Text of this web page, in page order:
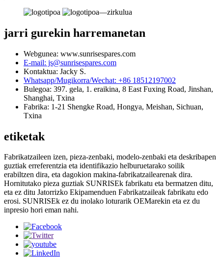
jarri gurekin harremanetan
Webgunea: www.sunrisespares.com
E-mail: js@sunrisespares.com
Kontaktua: Jacky S.
Whatsapp/Mugikorra/Wechat: +86 18512197002
Bulegoa: 397. gela, 1. eraikina, 8 East Fuxing Road, Jinshan,
Shanghai, Txina
Fabrika: 1-21 Shengke Road, Hongya, Meishan, Sichuan,
Txina
etiketak
Fabrikatzaileen izen, pieza-zenbaki, modelo-zenbaki eta deskribapen
guztiak erreferentzia eta identifikazio helburuetarako soilik
erabiltzen dira, eta dagokion makina-fabrikatzailearenak dira.
Hornitutako pieza guztiak SUNRISEk fabrikatu eta bermatzen ditu,
eta ez ditu Jatorrizko Ekipamenduen Fabrikatzaileak fabrikatu edo
erosi. SUNRISEk ez du inolako loturarik OEMarekin eta ez du
inpresio hori eman nahi.